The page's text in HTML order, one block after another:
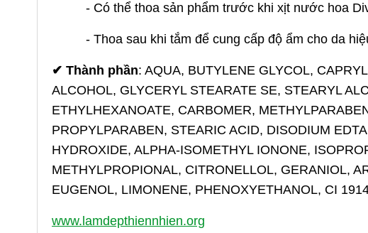
- Có thể thoa sản phẩm trước khi xịt nước hoa
- Thoa sau khi tắm để cung cấp độ ẩm cho da
✔ Thành phần: AQUA, BUTYLENE GLYCOL,
ALCOHOL, GLYCERYL STEARATE SE, STEARYL
ETHYLHEXANOATE, CARBOMER,
PROPYLPARABEN, STEARIC ACID, DISODIUM
HYDROXIDE, ALPHA-ISOMETHYL IONONE,
METHYLPROPIONAL, CITRONELLOL, GERANIOL,
EUGENOL, LIMONENE, PHENOXYETHANOL, CI
www.lamdepthiennhien.org